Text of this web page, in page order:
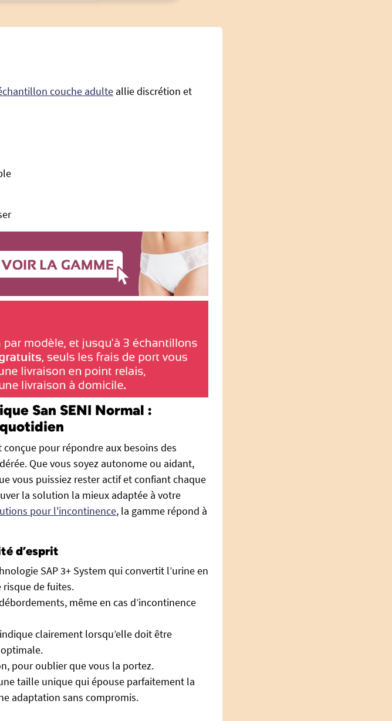
couche adulte allie discrétion et
San SENI Normal :
conçue pour répondre aux besoins des
Que vous soyez autonome ou aidant,
vous puissiez rester actif et confiant chaque
la solution la mieux adaptée à votre
pour l'incontinence, la gamme répond à
d’esprit
SAP 3+ System qui convertit l’urine en
de fuites.
même en cas d’incontinence
clairement lorsqu’elle doit être
pour oublier que vous la portez.
taille unique qui épouse parfaitement la
adaptation sans compromis.